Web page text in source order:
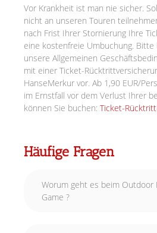
Vor Krankheit ist man nie sicher.
nicht an unseren Touren
nach Frist Ihrer Stornierung Ihre
eine kostenfreie Umbuchung. Bitte
unsere Allgemeinen
mit einer Ticket-
HanseMerkur vor. Ab 1,90 EUR/
im Ernstfall vor dem Verlust Ihrer
können Sie buchen: Ticket-
Häufige Fragen
Worum geht es beim Outdoor
Game ?